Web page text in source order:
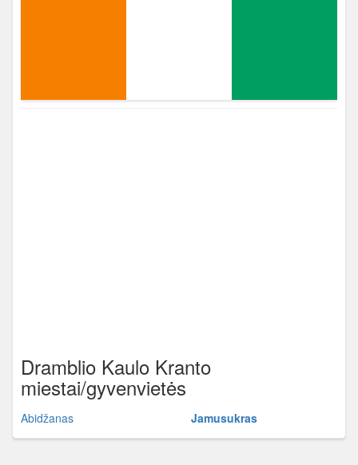
Dramblio Kaulo Kranto
miestai/gyvenvietės
Abidžanas Jamusukras